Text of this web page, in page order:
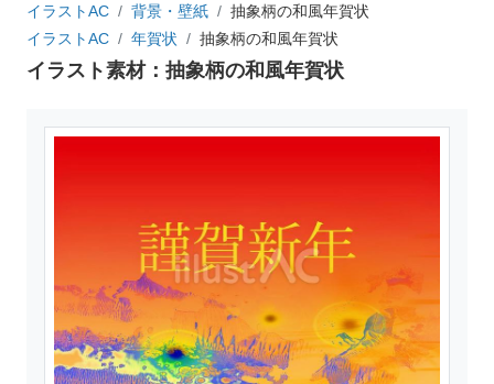
イラストAC 背景・壁紙
抽象柄の和風年賀状
イラストAC
年賀状 抽象柄の和風年賀状
イラスト素材：抽象柄の和風年賀状